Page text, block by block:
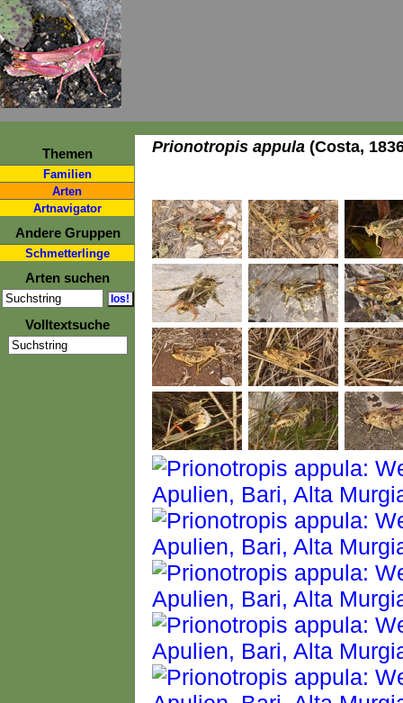
Themen
Familien
Arten
Artnavigator
Andere Gruppen
Schmetterlinge
Arten suchen
Volltextsuche
Prionotropis appula (Costa,